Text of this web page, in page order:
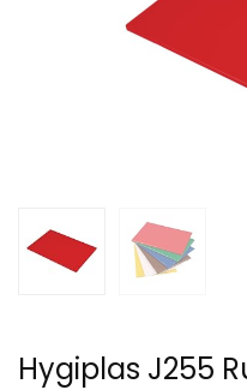
Hygiplas J255